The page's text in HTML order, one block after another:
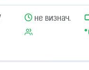
не визнач.